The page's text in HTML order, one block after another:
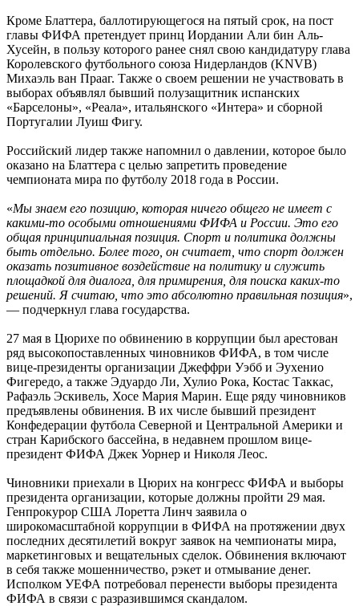
Кроме Блаттера, баллотирующегося на пятый срок, на пост
главы ФИФА претендует принц Иордании Али бин Аль-
Хусейн, в пользу которого ранее снял свою кандидатуру глава
Королевского футбольного союза Нидерландов (KNVB)
Михаэль ван Прааг. Также о своем решении не участвовать в
выборах объявлял бывший полузащитник испанских
«Барселоны», «Реала», итальянского «Интера» и сборной
Португалии Луиш Фигу.
Российский лидер также напомнил о давлении, которое было
оказано на Блаттера с целью запретить проведение
чемпионата мира по футболу 2018 года в России.
«Мы знаем его позицию, которая ничего общего не имеет с
какими-то особыми отношениями ФИФА и России. Это его
общая принципиальная позиция. Спорт и политика должны
быть отдельно. Более того, он считает, что спорт должен
оказать позитивное воздействие на политику и служить
площадкой для диалога, для примирения, для поиска каких-то
решений. Я считаю, что это абсолютно правильная позиция»,
— подчеркнул глава государства.
27 мая в Цюрихе по обвинению в коррупции был арестован
ряд высокопоставленных чиновников ФИФА, в том числе
вице-президенты организации Джеффри Уэбб и Эухенио
Фигередо, а также Эдуардо Ли, Хулио Рока, Костас Таккас,
Рафаэль Эскивель, Хосе Мария Марин. Еще ряду чиновников
предъявлены обвинения. В их числе бывший президент
Конфедерации футбола Северной и Центральной Америки и
стран Карибского бассейна, в недавнем прошлом вице-
президент ФИФА Джек Уорнер и Николя Леос.
Чиновники приехали в Цюрих на конгресс ФИФА и выборы
президента организации, которые должны пройти 29 мая.
Генпрокурор США Лоретта Линч заявила о
широкомасштабной коррупции в ФИФА на протяжении двух
последних десятилетий вокруг заявок на чемпионаты мира,
маркетинговых и вещательных сделок. Обвинения включают
в себя также мошенничество, рэкет и отмывание денег.
Исполком УЕФА потребовал перенести выборы президента
ФИФА в связи с разразившимся скандалом.